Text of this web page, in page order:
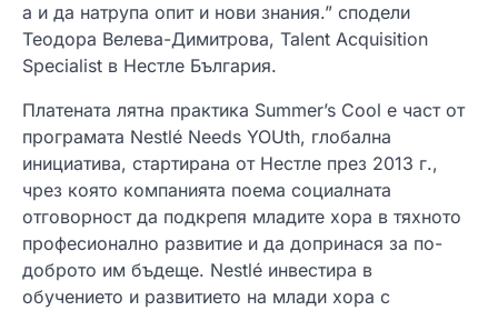
а и да натрупа опит и нови знания.” сподели
Теодора Велева-Димитрова, Talent Acquisition
Specialist в Нестле България.
Платената лятна практика Summer’s Cool е част от
програмата Nestlé Needs YOUth, глобална
инициатива, стартирана от Нестле през 2013 г.,
чрез която компанията поема социалната
отговорност да подкрепя младите хора в тяхното
професионално развитие и да допринася за по-
доброто им бъдеще. Nestlé инвестира в
обучението и развитието на млади хора с